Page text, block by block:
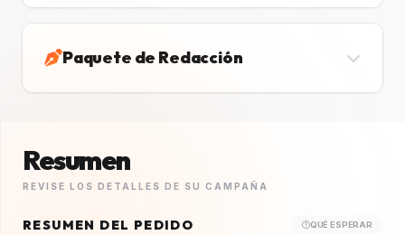
Paquete de Redacción
Resumen
REVISE LOS DETALLES DE SU CAMPAÑA
RESUMEN DEL PEDIDO QUÉ ESPERAR